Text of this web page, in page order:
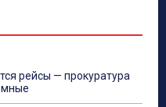
рейсы — прокуратура